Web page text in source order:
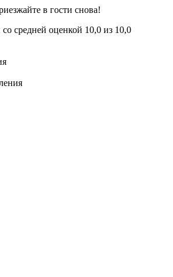
в гости снова!
средней оценкой 10,0 из 10,0